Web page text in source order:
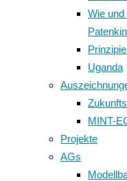
Wie
Uganda
MINT-
Projekte
AGs